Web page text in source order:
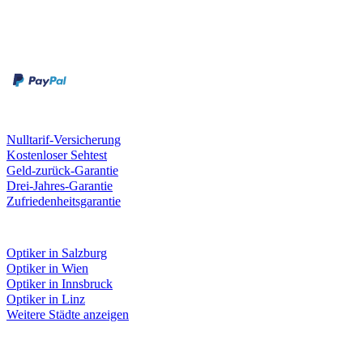
Nulltarif-Versicherung
Kostenloser Sehtest
Geld-zurück-Garantie
Drei-Jahres-Garantie
Zufriedenheitsgarantie
Optiker in Salzburg
Optiker in Wien
Optiker in Innsbruck
Optiker in Linz
Weitere Städte anzeigen